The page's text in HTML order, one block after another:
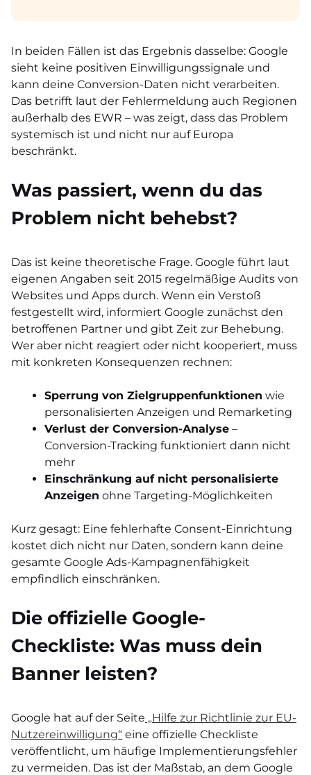
In beiden Fällen ist das Ergebnis dasselbe: Google
sieht keine positiven Einwilligungssignale und
kann deine Conversion-Daten nicht verarbeiten.
Das betrifft laut der Fehlermeldung auch Regionen
außerhalb des EWR – was zeigt, dass das Problem
systemisch ist und nicht nur auf Europa
beschränkt.
Was passiert, wenn du das
Problem nicht behebst?
Das ist keine theoretische Frage. Google führt laut
eigenen Angaben seit 2015 regelmäßige Audits von
Websites und Apps durch. Wenn ein Verstoß
festgestellt wird, informiert Google zunächst den
betroffenen Partner und gibt Zeit zur Behebung.
Wer aber nicht reagiert oder nicht kooperiert, muss
mit konkreten Konsequenzen rechnen:
Sperrung von Zielgruppenfunktionen wie
personalisierten Anzeigen und Remarketing
Verlust der Conversion-Analyse –
Conversion-Tracking funktioniert dann nicht
mehr
Einschränkung auf nicht personalisierte
Anzeigen ohne Targeting-Möglichkeiten
Kurz gesagt: Eine fehlerhafte Consent-Einrichtung
kostet dich nicht nur Daten, sondern kann deine
gesamte Google Ads-Kampagnenfähigkeit
empfindlich einschränken.
Die offizielle Google-
Checkliste: Was muss dein
Banner leisten?
Google hat auf der Seite „Hilfe zur Richtlinie zur EU-
Nutzereinwilligung“ eine offizielle Checkliste
veröffentlicht, um häufige Implementierungsfehler
zu vermeiden. Das ist der Maßstab, an dem Google